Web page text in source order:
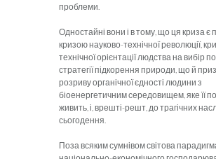
проблеми.
Одностайні вони і в тому, що ця криза є
кризою науково-технічної революції,
технічної орієнтації людства на вибір
стратегії підкорення природи, що й
розриву органічної єдності людини з
біоенергетичним середовищем, яке її
живить, і, врешті-решт, до трагічних
сьогодення.
Поза всяким сумнівом світова